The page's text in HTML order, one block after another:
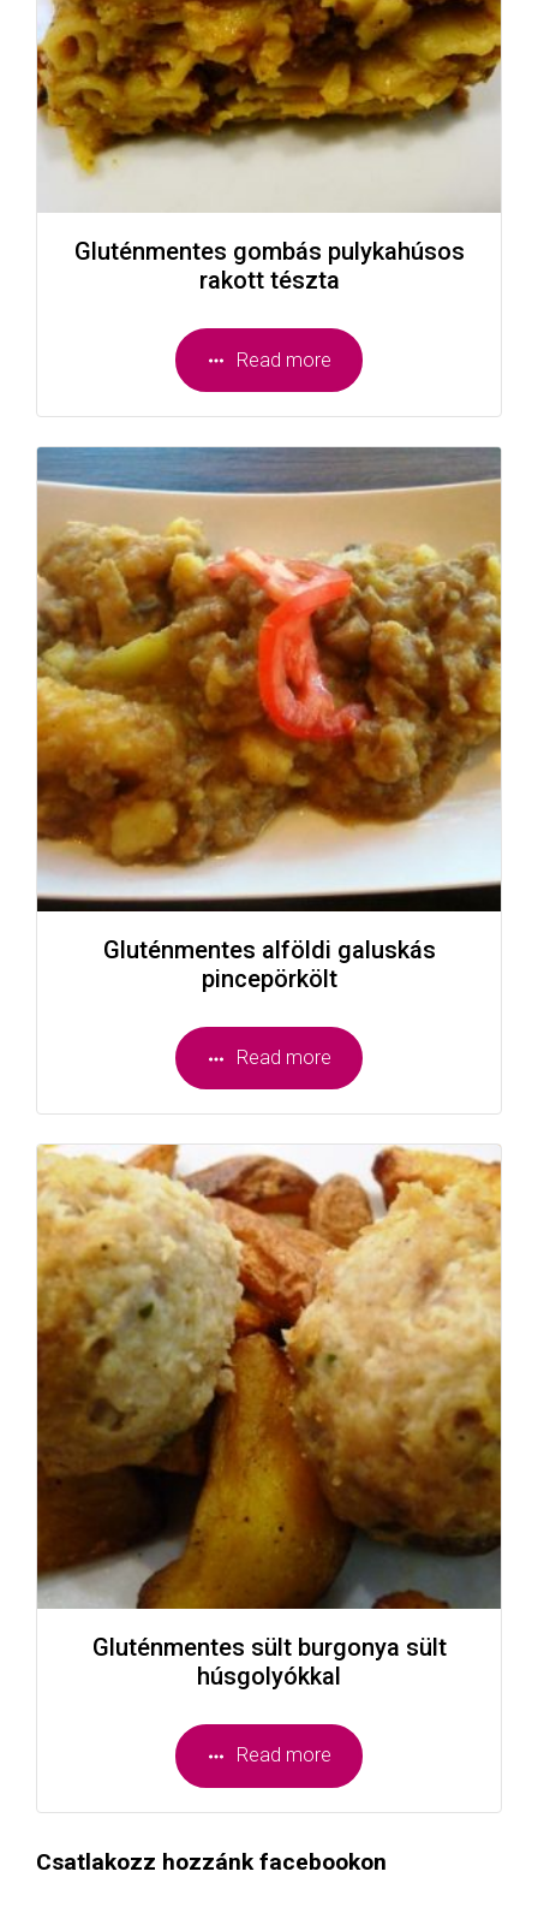
Gluténmentes gombás pulykahúsos
rakott tészta
Read more
Gluténmentes alföldi galuskás
pincepörkölt
Read more
Gluténmentes sült burgonya sült
húsgolyókkal
Read more
Csatlakozz hozzánk facebookon